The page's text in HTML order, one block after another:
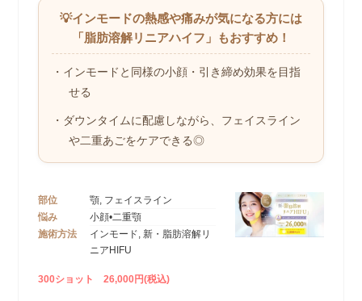
💡インモードの熱感や痛みが気になる方には
「脂肪溶解リニアハイフ」もおすすめ！
・インモードと同様の小顔・引き締め効果を目指
せる
・ダウンタイムに配慮しながら、フェイスライン
や二重あごをケアできる◎
部位
顎, フェイスライン
悩み
小顔•二重顎
施術方法
インモード, 新・脂肪溶解リ
ニアHIFU
300ショット 26,000円(税込)